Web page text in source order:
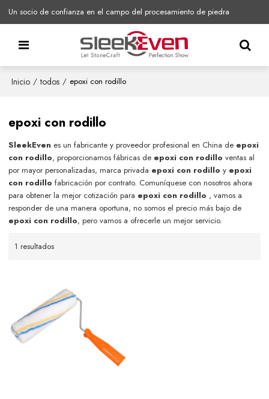
Un socio de confianza en el campo del procesamiento de piedra
Inicio / todos / epoxi con rodillo
epoxi con rodillo
SleekEven es un fabricante y proveedor profesional en China de epoxi
con rodillo, proporcionamos fábricas de epoxi con rodillo ventas al
por mayor personalizadas, marca privada epoxi con rodillo y epoxi
con rodillo fabricación por contrato. Comuníquese con nosotros ahora
para obtener la mejor cotización para epoxi con rodillo , vamos a
responder de una manera oportuna, no somos el precio más bajo de
epoxi con rodillo, pero vamos a ofrecerle un mejor servicio.
1 resultados